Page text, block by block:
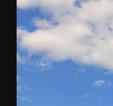
Modelos 3D
A plataforma
seu melhor
assinantes entre
agências e estúdios.
Português